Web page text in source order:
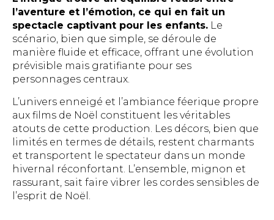
l’aventure et l’émotion, ce qui en fait un
spectacle captivant pour les enfants. Le
scénario, bien que simple, se déroule de
manière fluide et efficace, offrant une évolution
prévisible mais gratifiante pour ses
personnages centraux.
L’univers enneigé et l’ambiance féerique propre
aux films de Noël constituent les véritables
atouts de cette production. Les décors, bien que
limités en termes de détails, restent charmants
et transportent le spectateur dans un monde
hivernal réconfortant. L’ensemble, mignon et
rassurant, sait faire vibrer les cordes sensibles de
l’esprit de Noël.